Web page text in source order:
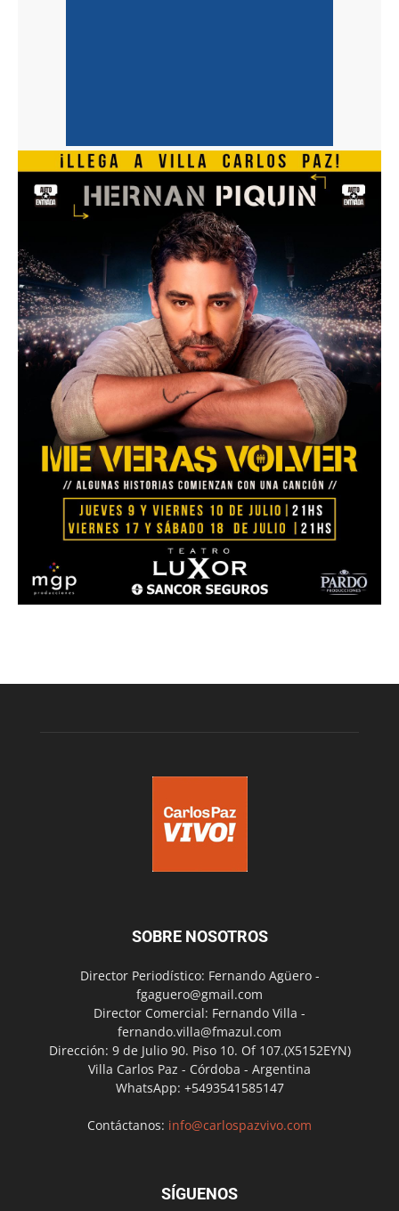
SOBRE NOSOTROS
Director Periodístico: Fernando Agüero -
fgaguero@gmail.com
Director Comercial: Fernando Villa -
fernando.villa@fmazul.com
Dirección: 9 de Julio 90. Piso 10. Of 107.(X5152EYN)
Villa Carlos Paz - Córdoba - Argentina
WhatsApp: +5493541585147
Contáctanos: info@carlospazvivo.com
SÍGUENOS